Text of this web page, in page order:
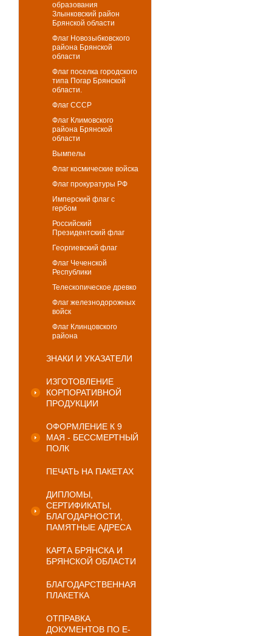
образования
Злынковский район
Брянской области
Флаг Новозыбковского
района Брянской
области
Флаг поселка городского
типа Погар Брянской
области.
Флаг СССР
Флаг Климовского
района Брянской
области
Вымпелы
Флаг космические войска
Флаг прокуратуры РФ
Имперский флаг с
гербом
Российский
Президентский флаг
Георгиевский флаг
Флаг Чеченской
Республики
Телескопическое древко
Флаг железнодорожных
войск
Флаг Клинцовского
района
ЗНАКИ И УКАЗАТЕЛИ
ИЗГОТОВЛЕНИЕ
КОРПОРАТИВНОЙ
ПРОДУКЦИИ
ОФОРМЛЕНИЕ К 9
МАЯ - БЕССМЕРТНЫЙ
ПОЛК
ПЕЧАТЬ НА ПАКЕТАХ
ДИПЛОМЫ,
СЕРТИФИКАТЫ,
БЛАГОДАРНОСТИ,
ПАМЯТНЫЕ АДРЕСА
КАРТА БРЯНСКА И
БРЯНСКОЙ ОБЛАСТИ
БЛАГОДАРСТВЕННАЯ
ПЛАКЕТКА
ОТПРАВКА
ДОКУМЕНТОВ ПО E-